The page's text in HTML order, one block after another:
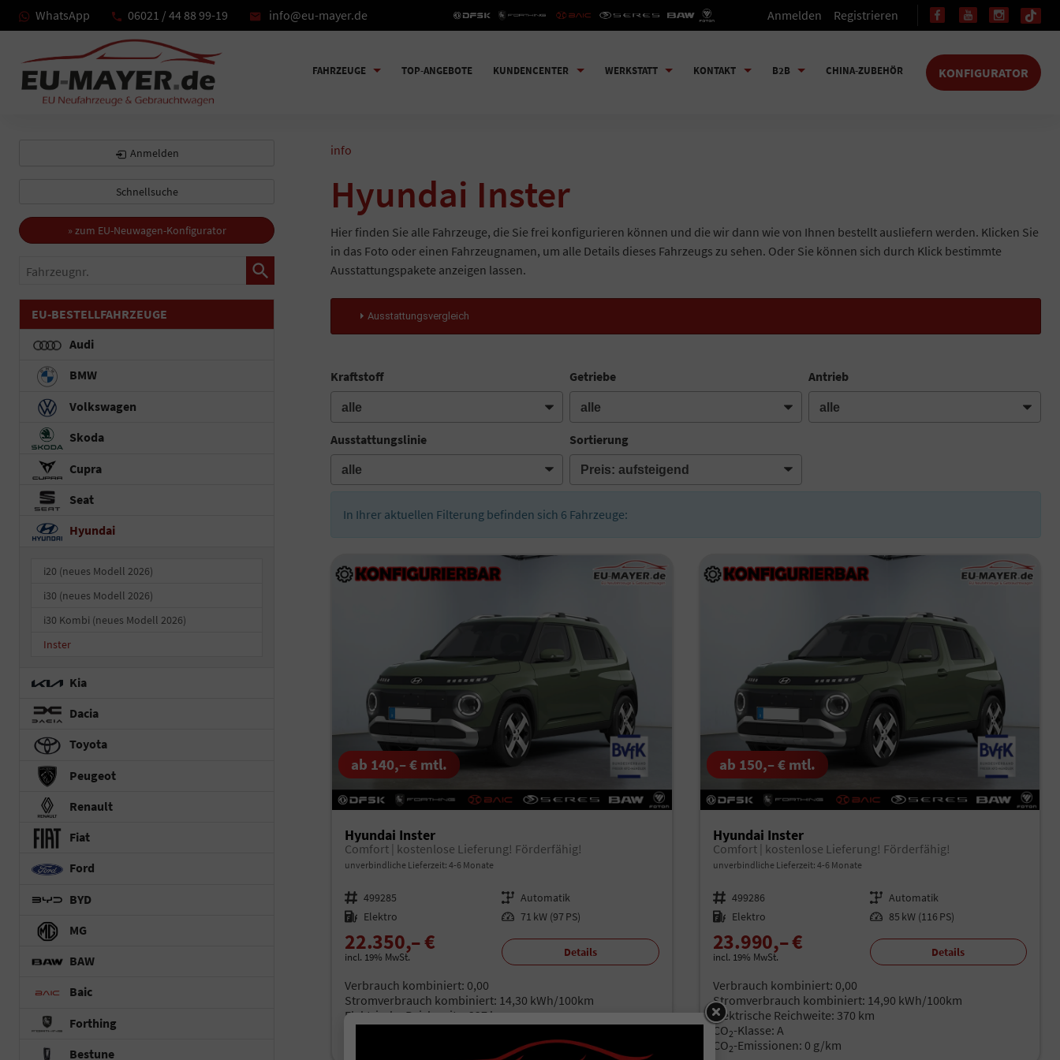
WhatsApp 06021 / 44 88 99-19 info@eu-mayer.de Anmelden Registrieren
FAHRZEUGE TOP-ANGEBOTE KUNDENCENTER WERKSTATT KONTAKT B2B CHINA-ZUBEHÖR KONFIGURATOR
info
Hyundai Inster
Hier finden Sie alle Fahrzeuge, die Sie frei konfigurieren können und die wir dann wie von Ihnen bestellt ausliefern werden. Klicken Sie
in das Foto oder einen Fahrzeugnamen, um alle Details dieses Fahrzeugs zu sehen. Oder Sie können sich durch Klick bestimmte
Ausstattungspakete anzeigen lassen.
Ausstattungsvergleich
Kraftstoff Getriebe Antrieb
Ausstattungslinie Sortierung
In Ihrer aktuellen Filterung befinden sich 6 Fahrzeuge:
ab 140,– € mtl.
Hyundai Inster
Comfort | kostenlose Lieferung! Förderfähig!
unverbindliche Lieferzeit: 4-6 Monate
Fahrzeugnr. 499285 Getriebe Automatik
Kraftstoff Elektro Leistung 71 kW (97 PS)
22.350,– €
incl. 19% MwSt. Details
Verbrauch kombiniert: 0,00
Stromverbrauch kombiniert: 14,30 kWh/100km
Elektrische Reichweite:
327 km
CO -Klasse:A
ab 150,– € mtl.
Hyundai Inster
Comfort | kostenlose Lieferung! Förderfähig!
unverbindliche Lieferzeit: 4-6 Monate
Fahrzeugnr. 499286 Getriebe Automatik
Kraftstoff Elektro Leistung 85 kW (116 PS)
23.990,– €
incl. 19% MwSt. Details
Verbrauch kombiniert: 0,00
Stromverbrauch kombiniert: 14,90 kWh/100km
Elektrische Reichweite: 370 km
CO2-Klasse: A
CO2-Emissionen: 0 g/km
Anmelden
Schnellsuche
» zum EU-Neuwagen-Konfigurator
Fahrzeugnr.
EU-BESTELLFAHRZEUGE
Audi
BMW
Volkswagen
Skoda
Cupra
Seat
Hyundai
i20 (neues Modell 2026)
i30 (neues Modell 2026)
i30 Kombi (neues Modell 2026)
Inster
Kia
Dacia
Toyota
Peugeot
Renault
Fiat
Ford
BYD
MG
BAW
Baic
Forthing
Bestune